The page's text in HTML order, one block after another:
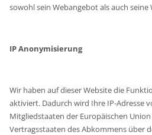
sowohl sein Webangebot als auch
IP Anonymisierung
Wir haben auf dieser Website die
aktiviert. Dadurch wird Ihre IP-Adresse
Mitgliedstaaten der Europäischen
Vertragsstaaten des Abkommens über